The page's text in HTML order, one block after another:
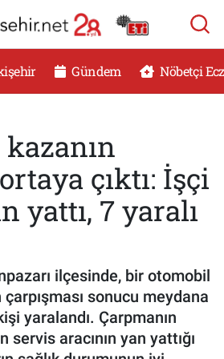
Gündem Nöbetçi
çıktı: İşçi
yattı, 7 yaralı
ilçesinde, bir otomobil
sonucu meydana
yaralandı. Çarpmanın
aracının yan yattığı
Eczaneler
Vakitleri
Yoğunluk Haritası
ve Fikstür